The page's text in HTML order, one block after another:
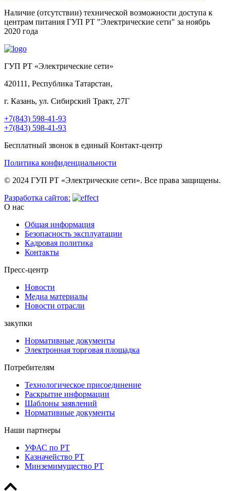
Наличие (отсутствии) технической возможности доступа к
центрам питания ГУП РТ "Электрические сети" за ноябрь
2020 года
ГУП РТ «Электрические сети»
420111, Республика Татарстан,
г. Казань, ул. Сибирский Тракт, 27Г
+7(843) 598-41-93
+7(843) 598-41-93
Бесплатный звонок в единый Контакт-центр
Политика конфиденциальности
© 2024 ГУП РТ «Электрические сети». Все права защищены.
Разработка сайтов:
О нас
Общая информация
Безопасность эксплуатации
Кадровая политика
Контакты
Пресс-центр
Новости
Медиа материалы
Новости отрасли
закупки
Нормативные документы
Электронная торговая площадка
Потребителям
Технологическое присоединение
Раскрытие информации
Шаблоны заявлений
Нормативные документы
Наши партнеры
УФАС по РТ
Казначейство РТ
Минземимущество РТ